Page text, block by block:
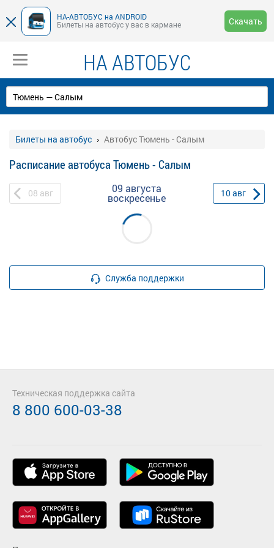
НА-АВТОБУС на ANDROID
Билеты на автобус у вас в кармане
Скачать
НА АВТОБУС
Билеты на автобус Автобус Тюмень - Салым
Расписание автобуса Тюмень - Салым
08 авг 09 августа
воскресенье 10авг
Служба поддержки
Техническая поддержка сайта
8 800 600-03-38